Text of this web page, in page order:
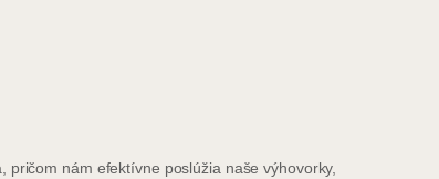
nám efektívne poslúžia naše výhovorky,